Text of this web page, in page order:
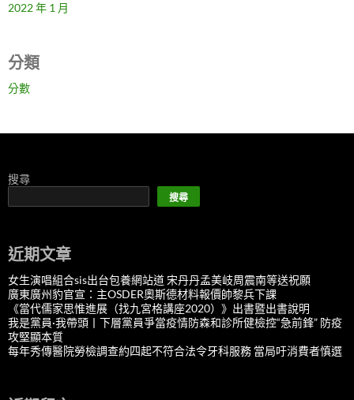
2022 年 1 月
分類
分數
搜尋
搜尋
近期文章
女生演唱組合sis出台包養網站道 宋丹丹孟美岐周震南等送祝願
廣東廣州豹官宣：主OSDER奧斯德材料報價帥黎兵下課
《當代儒家思惟進展（找九宮格講座2020）》出書暨出書說明
我是黨員·我帶頭丨下層黨員爭當疫情防森和診所健檢控“急前鋒” 防疫
攻堅顯本質
每年秀傳醫院勞檢調查約四起不符合法令牙科服務 當局吁消費者慎選